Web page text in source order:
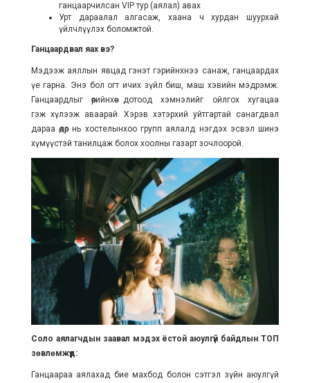
ганцаарчилсан VIP тур (аялал) авах
Урт дараалал алгасаж, хаана ч хурдан шуурхай
үйлчлүүлэх боломжтой.
Ганцаардвал яах вэ?
Мэдээж аяллын явцад гэнэт гэрийнхнээ санаж, ганцаардах
үе гарна. Энэ бол огт ичих зүйл биш, маш хэвийн мэдрэмж.
Ганцаардлыг өөрийнхөө дотоод хэмнэлийг ойлгох хугацаа
гэж хүлээж аваарай. Хэрэв хэтэрхий уйтгартай санагдвал
дараа өдөр нь хостелынхоо групп аялалд нэгдэх эсвэл шинэ
хүмүүстэй танилцаж болох хоолны газарт зочлоорой.
Соло аялагчдын заавал мэдэх ёстой аюулгүй байдлын ТОП
зөвлөмжүүд:
Ганцаараа аялахад бие махбод болон сэтгэл зүйн аюулгүй